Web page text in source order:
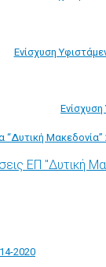
Ενίσχυση
“Δυτική Μακεδονία”
ΕΠ "Δυτική
2020